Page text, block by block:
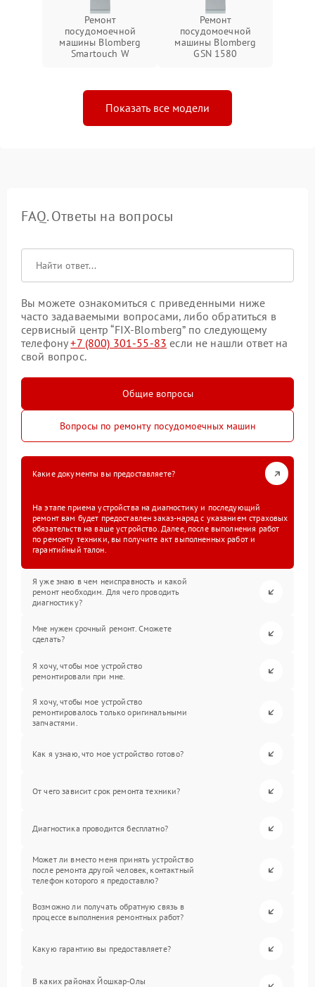
Ремонт
посудомоечной
машины Blomberg
Smartouch W
Ремонт
посудомоечной
машины Blomberg
GSN 1580
Показать все модели
FAQ. Ответы на вопросы
Вы можете ознакомиться с приведенными ниже
часто задаваемыми вопросами, либо обратиться в
сервисный центр “FIX-Blomberg” по следующему
телефону+7 (800) 301-55-83 если не нашли ответ на
свой вопрос.
Общие вопросы
Вопросы по ремонту посудомоечных машин
Какие документы вы предоставляете?
На этапе приема устройства на диагностику и последующий
ремонт вам будет предоставлен заказ-наряд с указанием страховых
обязательств на ваше устройство. Далее, после выполнения работ
по ремонту техники, вы получите акт выполненных работ и
гарантийный талон.
Я уже знаю в чем неисправность и какой
ремонт необходим. Для чего проводить
диагностику?
Мне нужен срочный ремонт. Сможете
сделать?
Я хочу, чтобы мое устройство
ремонтировали при мне.
Я хочу, чтобы мое устройство
ремонтировалось только оригинальными
запчастями.
Как я узнаю, что мое устройство готово?
От чего зависит срок ремонта техники?
Диагностика проводится бесплатно?
Может ли вместо меня принять устройство
после ремонта другой человек, контактный
телефон которого я предоставлю?
Возможно ли получать обратную связь в
процессе выполнения ремонтных работ?
Какую гарантию вы предоставляете?
В каких районах Йошкар-Олы